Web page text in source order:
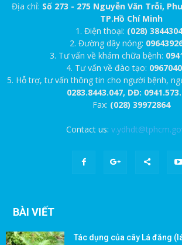
Địa chỉ: Số 273 - 275 Nguyễn Văn Trỗi,
TP.Hồ Chí Minh
1. Điện thoại: (028)
2. Đường dây nóng:
3. Tư vấn về khám chữa bệnh:
4. Tư vấn về đào tạo:
5. Hỗ trợ, tư vấn thông tin cho người bệnh,
0283.8443.047, DĐ:
Fax: (028) 39972864
Contact us:
BÀI VIẾT
Tác dụng của cây Lá đắng